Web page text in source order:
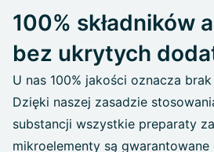
100% składników
bez ukrytych
U nas 100% jakości oznacza
Dzięki naszej zasadzie
substancji wszystkie preparaty
mikroelementy są